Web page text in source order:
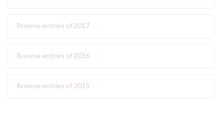
Browse entries of 2017
Browse entries of 2016
Browse entries of 2015